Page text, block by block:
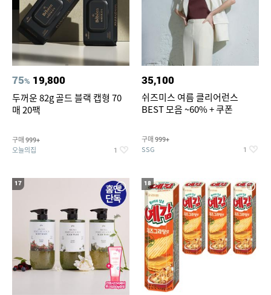
75% 19,800
두꺼운 82g 골드 블랙 캡형 70
매 20팩
구매 999+
오늘의집 1
35,100
쉬즈미스 여름 클리어런스
BEST 모음 ~60% + 쿠폰
구매 999+
SSG 1
17 18